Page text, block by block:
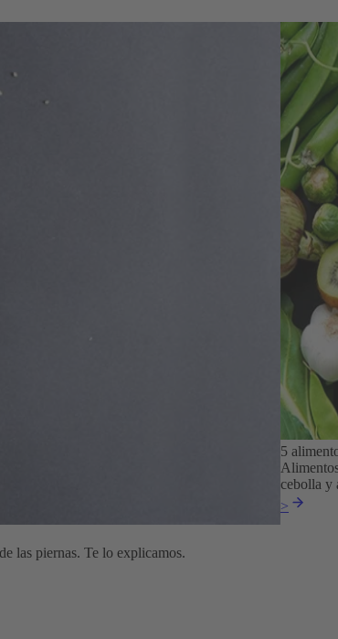
las piernas. Te lo explicamos.
5
cebolla y
>